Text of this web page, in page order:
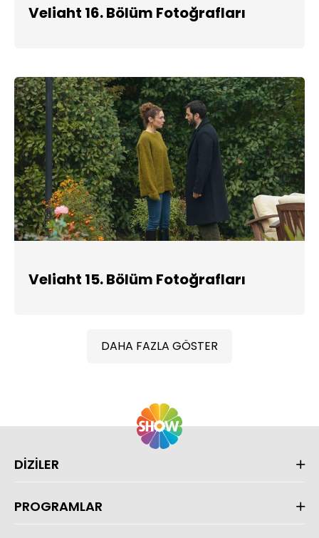
Veliaht 16. Bölüm Fotoğrafları
Veliaht 15. Bölüm Fotoğrafları
DAHA FAZLA GÖSTER
DİZİLER
PROGRAMLAR